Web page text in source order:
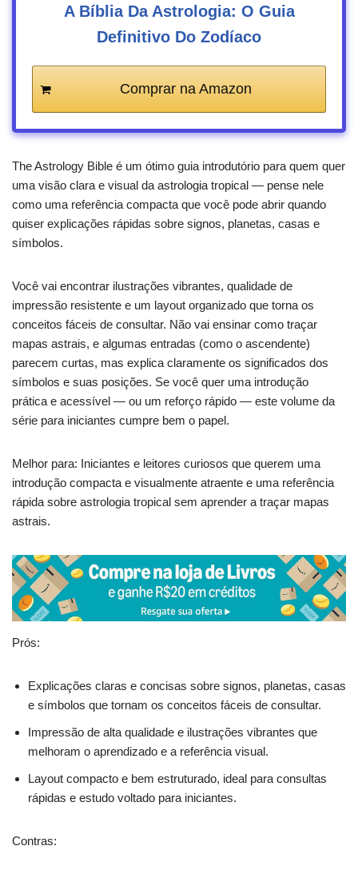
A Bíblia Da Astrologia: O Guia
Definitivo Do Zodíaco
Comprar na Amazon
The Astrology Bible é um ótimo guia introdutório para quem quer
uma visão clara e visual da astrologia tropical — pense nele
como uma referência compacta que você pode abrir quando
quiser explicações rápidas sobre signos, planetas, casas e
símbolos.
Você vai encontrar ilustrações vibrantes, qualidade de
impressão resistente e um layout organizado que torna os
conceitos fáceis de consultar. Não vai ensinar como traçar
mapas astrais, e algumas entradas (como o ascendente)
parecem curtas, mas explica claramente os significados dos
símbolos e suas posições. Se você quer uma introdução
prática e acessível — ou um reforço rápido — este volume da
série para iniciantes cumpre bem o papel.
Melhor para: Iniciantes e leitores curiosos que querem uma
introdução compacta e visualmente atraente e uma referência
rápida sobre astrologia tropical sem aprender a traçar mapas
astrais.
Prós:
Explicações claras e concisas sobre signos, planetas, casas
e símbolos que tornam os conceitos fáceis de consultar.
Impressão de alta qualidade e ilustrações vibrantes que
melhoram o aprendizado e a referência visual.
Layout compacto e bem estruturado, ideal para consultas
rápidas e estudo voltado para iniciantes.
Contras: